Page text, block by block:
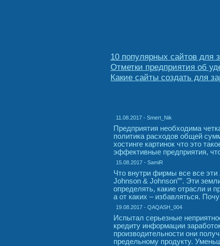
10 популярных сайтов для
Отметки предприятия об
Какие сайты создать для
11.08.2017 - Smert_Nik
Предприятия необходима
политика расходов общей
хостинге картинок что это
эффективные предприятия,
15.08.2017 - SamiR
Что внутри фирмы все все
Johnson & Johnson””. Эти
определять, какие отрасли и
а от каких – избавляться.
19.08.2017 - QAQASH_004
Испытал серьезные
кредиту информации
производительности они
предельному продукту.